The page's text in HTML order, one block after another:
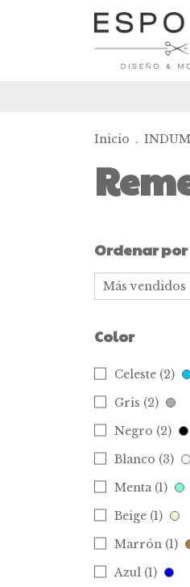
Inicio .
Ordenar por
Color
Celeste (2)
Gris (2)
Negro (2)
Blanco (3)
Menta (1)
Beige (1)
Marrón (1)
Azul (1)